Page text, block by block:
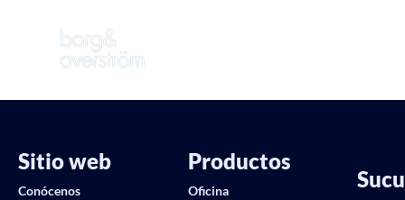
Sitio web
Conócenos
Productos
Oficina